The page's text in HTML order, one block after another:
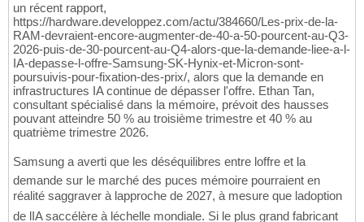
un récent rapport,
https://hardware.developpez.com/actu/384660/Les-prix-de-la-
RAM-devraient-encore-augmenter-de-40-a-50-pourcent-au-Q3-
2026-puis-de-30-pourcent-au-Q4-alors-que-la-demande-liee-a-l-
IA-depasse-l-offre-Samsung-SK-Hynix-et-Micron-sont-
poursuivis-pour-fixation-des-prix/, alors que la demande en
infrastructures IA continue de dépasser l'offre. Ethan Tan,
consultant spécialisé dans la mémoire, prévoit des hausses
pouvant atteindre 50 % au troisième trimestre et 40 % au
quatrième trimestre 2026.
Samsung a averti que les déséquilibres entre loffre et la
demande sur le marché des puces mémoire pourraient en
réalité saggraver à lapproche de 2027, à mesure que ladoption
de lIA saccélère à léchelle mondiale. Si le plus grand fabricant